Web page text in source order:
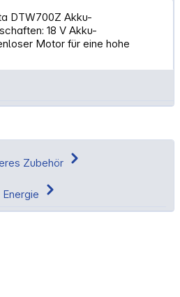
DTW700Z Akku-
18 V Akku-
Motor für eine hohe
Zubehör
Energie